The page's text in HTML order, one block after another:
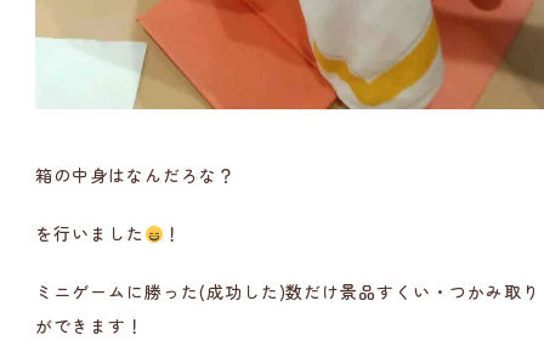
箱の中身はなんだろな？
を行いました ！
ミニゲームに勝った(成功した)数だけ景品すくい・つかみ取り
ができます！